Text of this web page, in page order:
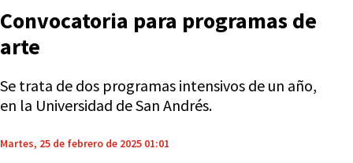
Convocatoria para programas de
arte
Se trata de dos programas intensivos de un año,
en la Universidad de San Andrés.
Martes, 25 de febrero de 2025 01:01